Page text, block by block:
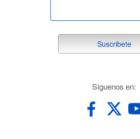
suscribete
Suscribete
Síguenos en: